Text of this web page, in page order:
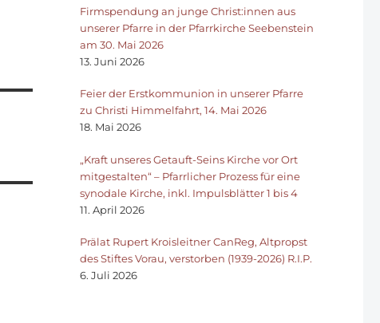
Firmspendung an junge Christ:innen aus
unserer Pfarre in der Pfarrkirche Seebenstein
am 30. Mai 2026
13. Juni 2026
Feier der Erstkommunion in unserer Pfarre
zu Christi Himmelfahrt, 14. Mai 2026
18. Mai 2026
„Kraft unseres Getauft-Seins Kirche vor Ort
mitgestalten“ – Pfarrlicher Prozess für eine
synodale Kirche, inkl. Impulsblätter 1 bis 4
11. April 2026
Prälat Rupert Kroisleitner CanReg, Altpropst
des Stiftes Vorau, verstorben (1939-2026) R.I.P.
6. Juli 2026